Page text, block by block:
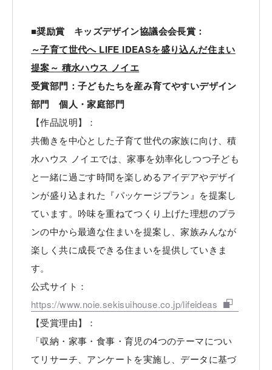
■奨励賞 キッズデザイン協議会会長賞：
～子育て世代へ LIFE IDEASを盛り込んだ住まい
提案～ 積水ハウス ノイエ
受賞部門：子どもたちを産み育てやすいデザイン
部門 個人・家庭部門
【作品説明】：
共働きを中心とした子育て世代の家族に向け、積
水ハウス ノイエでは、家事を効率化しつつ子ども
と一緒に過ごす時間を楽しめるアイデアやデザイ
ンが盛り込まれた『パッケージプラン』を提案し
ています。吟味を重ねてつくり上げた理想のプラ
ンの中から最適な住まいを提案し、家族みんなが
楽しく共に成長できる住まいを提供していきま
す。
公式サイト：
https://www.noie.sekisuihouse.co.jp/lifeideas
【受賞理由】：
「収納・家事・食事・育児の4つのテーマについ
てリサーチ、アンケートを実施し、データに基づ